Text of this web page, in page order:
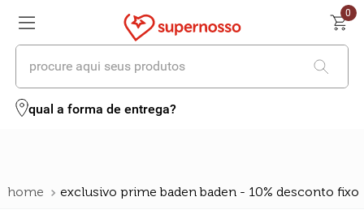
0
procure aqui seus produtos
qual a forma de entrega?
exclusivo prime baden baden - 10% desconto fixo
termos mais buscados
3º cafe